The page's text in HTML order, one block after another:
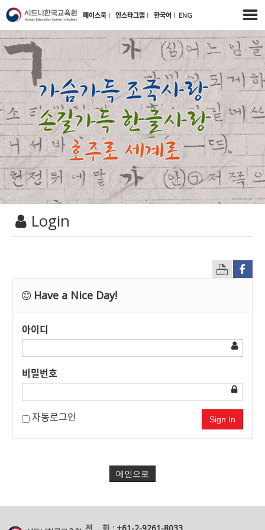
페이스북 l 인스타그램 l 한국어 l ENG
Login
Have a Nice Day!
아이디
비밀번호
자동로그인 Sign In
메인으로